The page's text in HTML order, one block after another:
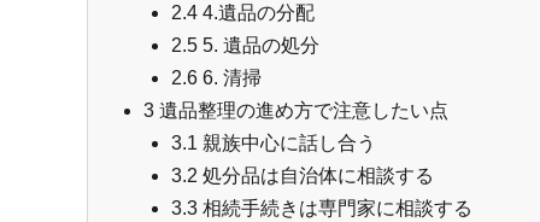
2.44.遺品の分配
2.55. 遺品の処分
2.66. 清掃
3 遺品整理の進め方で注意したい点
3.1 親族中心に話し合う
3.2 処分品は自治体に相談する
3.3相続手続きは専門家に相談する